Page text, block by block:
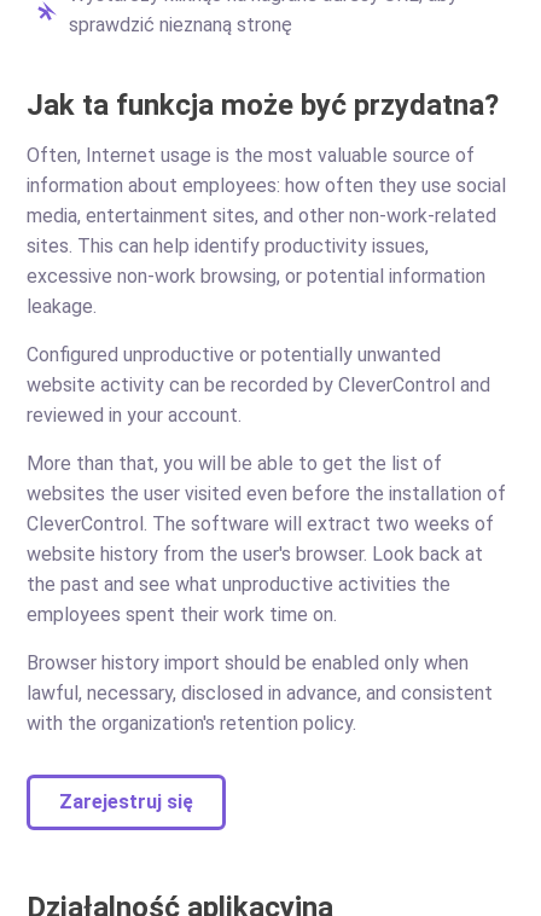
sprawdzić nieznaną stronę
Jak ta funkcja może być przydatna?
Often, Internet usage is the most valuable source of
information about employees: how often they use social
media, entertainment sites, and other non-work-related
sites. This can help identify productivity issues,
excessive non-work browsing, or potential information
leakage.
Configured unproductive or potentially unwanted
website activity can be recorded by CleverControl and
reviewed in your account.
More than that, you will be able to get the list of
websites the user visited even before the installation of
CleverControl. The software will extract two weeks of
website history from the user's browser. Look back at
the past and see what unproductive activities the
employees spent their work time on.
Browser history import should be enabled only when
lawful, necessary, disclosed in advance, and consistent
with the organization's retention policy.
Zarejestruj się
Działalność aplikacyjna